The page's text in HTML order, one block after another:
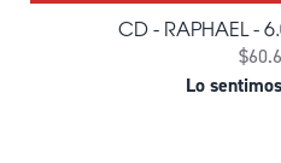
CD - RAPHAEL -
Lo